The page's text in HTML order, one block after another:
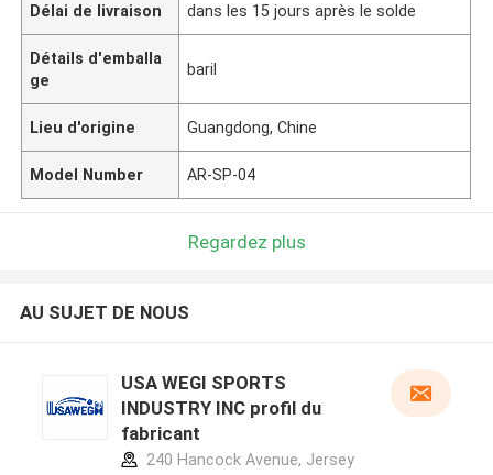
Délai de livraison dans les 15 jours après le solde
Détails d'emballa
ge
baril
Lieu d'origine Guangdong, Chine
Model Number AR-SP-04
Regardez plus
AU SUJET DE NOUS
USA WEGI SPORTS
INDUSTRY INC profil du
fabricant
240 Hancock Avenue, Jersey